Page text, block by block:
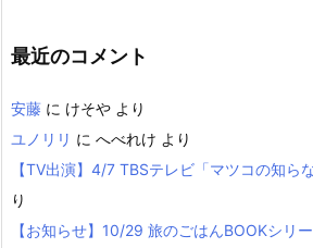
最近のコメント
安藤 に けそや より
ユノリリ に へべれけ より
【TV出演】4/7 TBSテレビ「マツコの知ら
り
【お知らせ】10/29 旅のごはんBOOKシリ